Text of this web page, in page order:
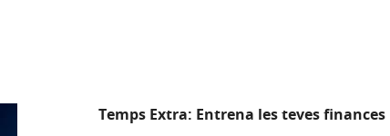
Temps Extra: Entrena les teves finances